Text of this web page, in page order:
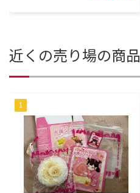
近くの売り場の商品